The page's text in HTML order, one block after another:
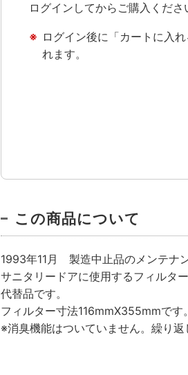
ログインしてからご購入くださ
ログイン後に「カートに入
れます。
この商品について
1993年11月 製造中止品のメンテナ
サニタリードアに使用するフィルター
代替品です。
フィルター寸法116mmX355mmです。
※消臭機能はついていません。繰り返
業者様向け商品とは